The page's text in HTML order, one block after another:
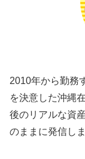
2010年から勤務
を決意した沖縄
後のリアルな資
のままに発信しま